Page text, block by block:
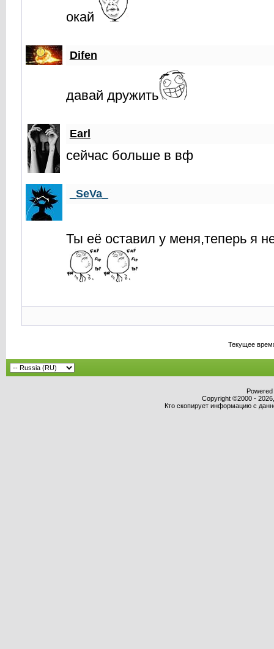
окай
Difen
давай дружить
Earl
сейчас больше в вф
_SeVa_
Ты её оставил у меня,теперь я
Текущее
Copyright ©2000 -
Кто скопирует информацию с